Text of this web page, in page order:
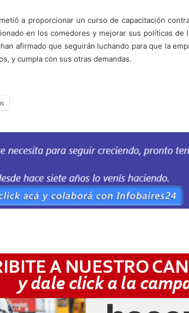
a proporcionar un curso de capacitación
en los comedores y mejorar sus políticas de
afirmado que seguirán luchando para que la
y cumpla con sus otras demandas.